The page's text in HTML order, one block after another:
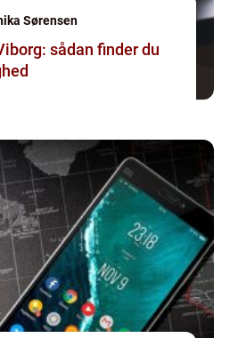
Sørensen
sådan finder du